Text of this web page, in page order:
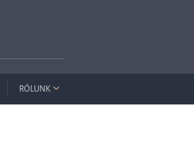
RÓLUNK